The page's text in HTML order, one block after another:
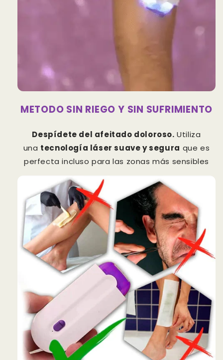
METODO SIN RIEGO Y SIN SUFRIMIENTO
Despídete del afeitado doloroso. Utiliza
una tecnología láser suave y segura que es
perfecta incluso para las zonas más sensibles